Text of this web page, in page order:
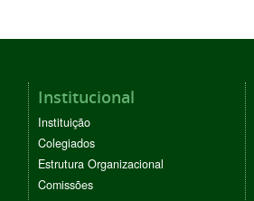
Institucional
Instituição
Colegiados
Estrutura Organizacional
Comissões